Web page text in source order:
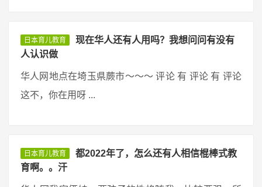
日本育儿教育
现在华人还有人用吗？我想问问有没有
人认识做
华人网地点在埼玉県蕨市〜〜〜 评论 有 评论 有 评论
这不，你在用呀 ...
日本育儿教育
都2022年了，怎么还有人相信棍棒式教
育啊。。汗